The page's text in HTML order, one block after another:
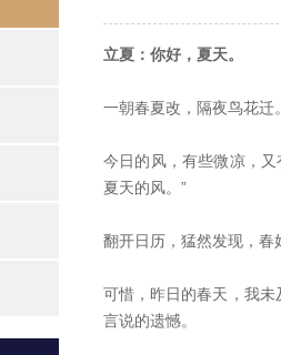
立夏： 你好，夏天。
一朝春夏改，隔夜鸟花迁。
今日的风，有些微凉，
夏天的风。”
翻开日历，猛然发现，春
可惜，昨日的春天，我
言说的遗憾。